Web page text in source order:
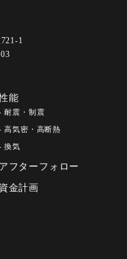
1
能
耐震・制震
高気密・高断熱
換気
アフターフォロー
資金計画